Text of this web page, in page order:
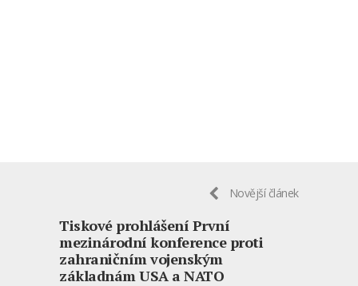
Novější článek
Tiskové prohlášení První
mezinárodní konference proti
zahraničním vojenským
základnám USA a NATO